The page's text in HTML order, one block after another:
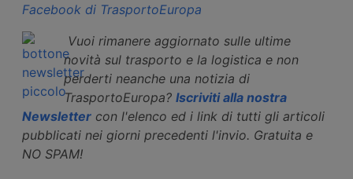
Facebook di TrasportoEuropa
Vuoi rimanere aggiornato sulle ultime
novità sul trasporto e la logistica e non
perderti neanche una notizia di
TrasportoEuropa? Iscriviti alla nostra
Newsletter con l'elenco ed i link di tutti gli articoli
pubblicati nei giorni precedenti l'invio. Gratuita e
NO SPAM!